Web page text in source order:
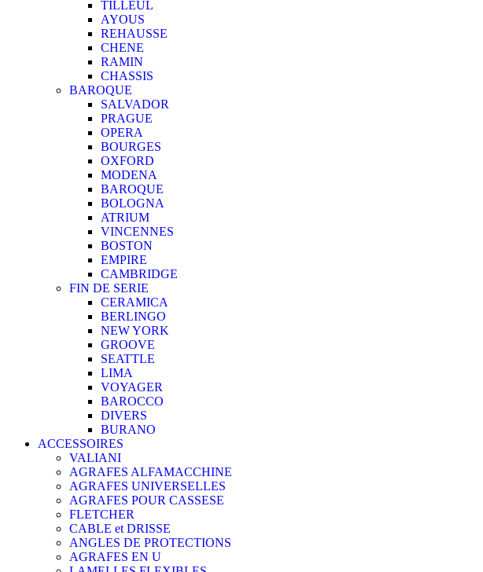
TILLEUL
AYOUS
REHAUSSE
CHENE
RAMIN
CHASSIS
BAROQUE
SALVADOR
PRAGUE
OPERA
BOURGES
OXFORD
MODENA
BAROQUE
BOLOGNA
ATRIUM
VINCENNES
BOSTON
EMPIRE
CAMBRIDGE
FIN DE SERIE
CERAMICA
BERLINGO
NEW YORK
GROOVE
SEATTLE
LIMA
VOYAGER
BAROCCO
DIVERS
BURANO
ACCESSOIRES
VALIANI
AGRAFES ALFAMACCHINE
AGRAFES UNIVERSELLES
AGRAFES POUR CASSESE
FLETCHER
CABLE et DRISSE
ANGLES DE PROTECTIONS
AGRAFES EN U